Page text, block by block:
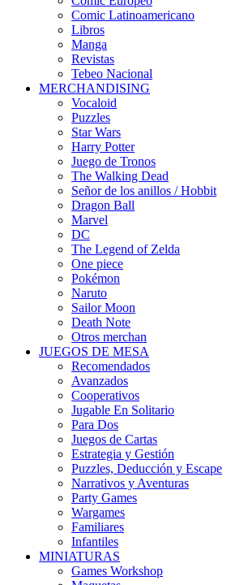
Comic Latinoamericano
Libros
Manga
Revistas
Tebeo Nacional
MERCHANDISING
Vocaloid
Puzzles
Star Wars
Harry Potter
Juego de Tronos
The Walking Dead
Señor de los anillos / Hobbit
Dragon Ball
Marvel
DC
The Legend of Zelda
One piece
Pokémon
Naruto
Sailor Moon
Death Note
Otros merchan
JUEGOS DE MESA
Recomendados
Avanzados
Cooperativos
Jugable En Solitario
Para Dos
Juegos de Cartas
Estrategia y Gestión
Puzzles, Deducción y Escape
Narrativos y Aventuras
Party Games
Wargames
Familiares
Infantiles
MINIATURAS
Games Workshop